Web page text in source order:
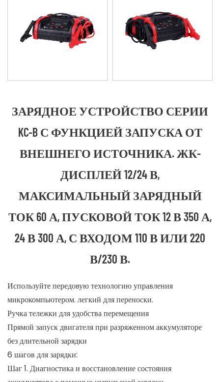
ЗАРЯДНОЕ УСТРОЙСТВО СЕРИИ
KC-B С ФУНКЦИЕЙ ЗАПУСКА ОТ
ВНЕШНЕГО ИСТОЧНИКА. ЖК-
ДИСПЛЕЙ 12/24 В,
МАКСИМАЛЬНЫЙ ЗАРЯДНЫЙ
ТОК 60 А, ПУСКОВОЙ ТОК 12 В 350 А,
24 В 300 А, С ВХОДОМ 110 В ИЛИ 220
В/230 В.
Используйте передовую технологию управления
микрокомпьютером. легкий для переноски.
Ручка тележки для удобства перемещения
Прямой запуск двигателя при разряженном аккумуляторе
без длительной зарядки
6 шагов для зарядки:
Шаг 1. Диагностика и восстановление состояния